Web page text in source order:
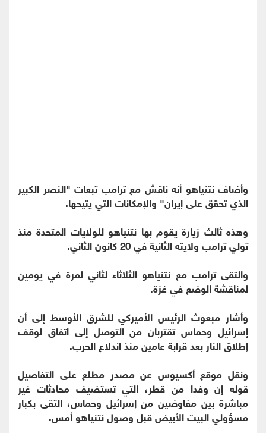
وأضاف نتنياهو أنه ناقش مع ترامب تبعات "النصر الكبير
الذي تحقق على إيران" والإمكانات التي يتيحها.
وهذه ثالث زيارة يقوم بها نتنياهو للولايات المتحدة منذ
تولي ترامب ولايته الثانية في 20 كانون الثاني.
والتقى ترامب مع نتنياهو الثلاثاء لثاني لمرة في يومين
لمناقشة الوضع في غزة.
وأشار مبعوث الرئيس الأميركي للشرق الأوسط إلى أن
إسرائيل وحماس تقتربان من التوصل إلى اتفاق لوقف
إطلاق النار بعد قرابة عامين منذ اندلاع الحرب.
ونقل موقع أكسيوس عن مصدر مطلع على التفاصيل
قوله إن وفدا من قطر، التي تستضيف محادثات غير
مباشرة بين مفاوضين من إسرائيل وحماس، التقى بكبار
مسؤولي البيت الأبيض قبل وصول نتنياهو أمس.